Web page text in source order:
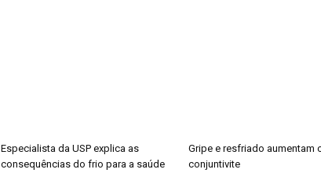
Especialista da USP explica as
consequências do frio para a saúde
Gripe e resfriado aumentam
conjuntivite